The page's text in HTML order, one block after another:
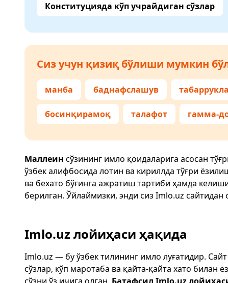
Конституцияда кўп учрайдиган сўзлар
Сиз учун қизиқ бўлиши мумкин
манба баднафслашув
босинқирамоқ талафот гамма-
Маллеин сўзининг имло қоидаларига асосан
ўзбек алифбосида лотин ва кириллда тўғри
ва бехато бўғинга ажратиш тартиби ҳамда
берилган. Ўйлаймизки, энди сиз Imlo.uz сайтидан
Imlo.uz лойиҳаси ҳақида
Imlo.uz — бу ўзбек тилининг имло луғатидир.
сўзлар, кўп маротаба ва қайта-қайта хато билан